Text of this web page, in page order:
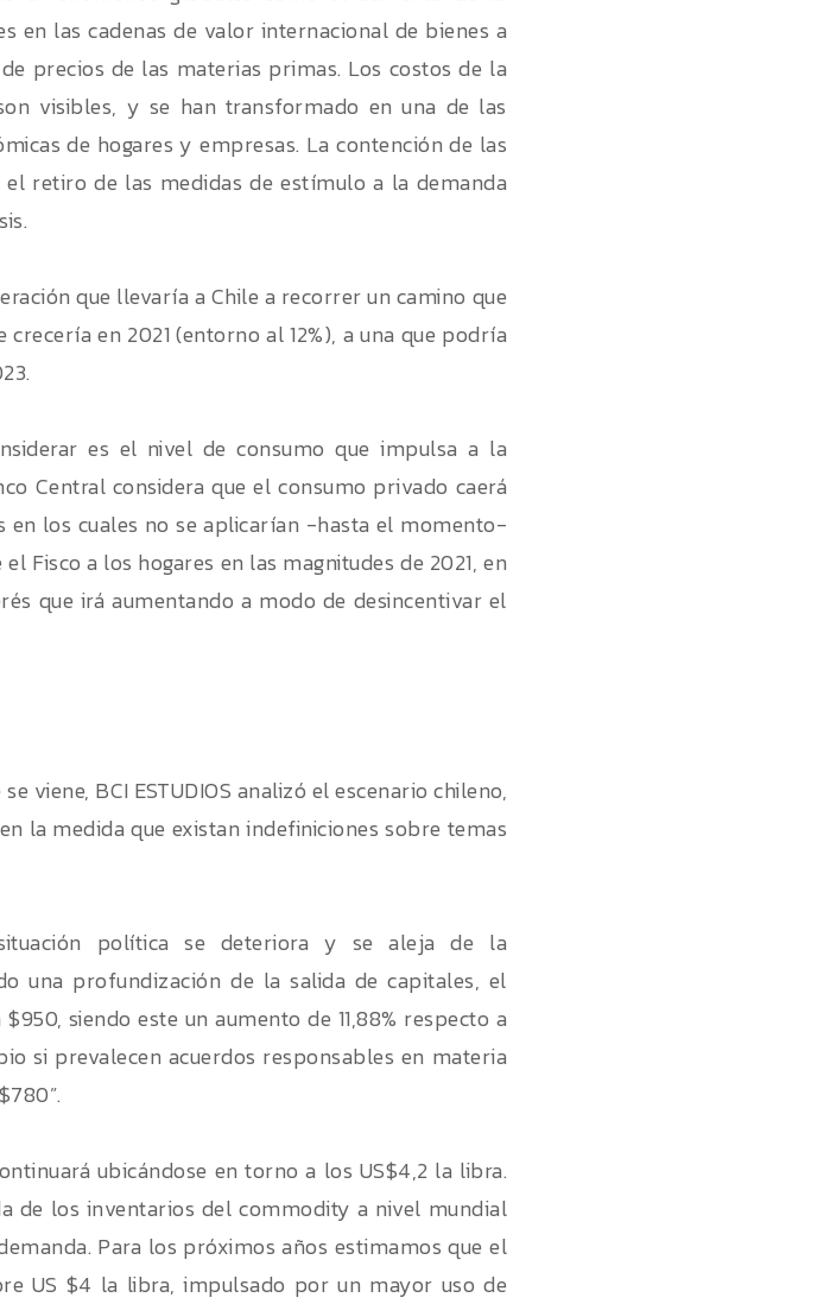
en las cadenas de valor internacional de bienes a
precios de las materias primas. Los costos de la
visibles, y se han transformado en una de las
de hogares y empresas. La contención de las
retiro de las medidas de estímulo a la demanda
que llevaría a Chile a recorrer un camino que
en 2021 (entorno al 12%), a una que podría
es el nivel de consumo que impulsa a la
Central considera que el consumo privado caerá
en los cuales no se aplicarían -hasta el momento-
Fisco a los hogares en las magnitudes de 2021, en
que irá aumentando a modo de desincentivar el
viene, BCI ESTUDIOS analizó el escenario chileno,
la medida que existan indefiniciones sobre temas
política se deteriora y se aleja de la
una profundización de la salida de capitales, el
siendo este un aumento de 11,88% respecto a
si prevalecen acuerdos responsables en materia
ubicándose en torno a los US$4,2 la libra.
de los inventarios del commodity a nivel mundial
Para los próximos años estimamos que el
US $4 la libra, impulsado por un mayor uso de